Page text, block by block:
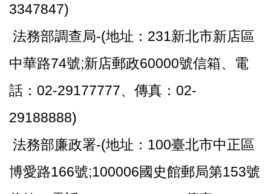
3347847)
法務部調查局-(地址：231新北市新店區
中華路74號;新店郵政60000號信箱、電
話：02-29177777、傳真：02-
29188888)
法務部廉政署-(地址：100臺北市中正區
博愛路166號;100006國史館郵局第153號